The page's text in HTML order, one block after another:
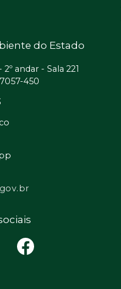
do Estado
andar - Sala 221
450